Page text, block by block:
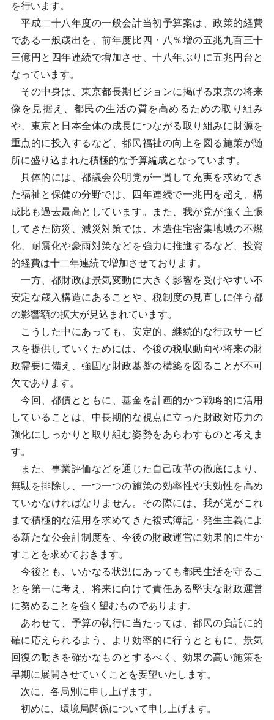
を行います。
平成二十八年度の一般会計当初予算案は、政策的経費
である一般歳出を、前年度比四・八％増の五兆九百三十
三億円と四年連続で増加させ、十八年ぶりに五兆円台と
なっています。
その中身は、東京都長期ビジョンに掲げる東京の将来
像を見据え、都民の生活の質を高めるための取り組み
や、東京と日本全体の成長につながる取り組みに財源を
重点的に投入するなど、都民福祉の向上を図る施策が随
所に盛り込まれた積極的な予算編成となっています。
具体的には、都議会公明党が一貫して充実を求めてき
た福祉と保健の分野では、四年連続で一兆円を超え、構
成比も過去最高としています。また、我が党が強く主張
してきた防災、減災対策では、木造住宅密集地域の不燃
化、耐震化や豪雨対策などを強力に推進するなど、投資
的経費は十二年連続で増加させております。
一方、都財政は景気変動に大きく影響を受けやすい不
安定な歳入構造にあることや、税制度の見直しに伴う都
の影響額の拡大が見込まれています。
こうした中にあっても、安定的、継続的な行政サービ
スを提供していくためには、今後の税収動向や将来の財
政需要に備え、強固な財政基盤の構築を図ることが不可
欠であります。
今回、都債とともに、基金を計画的かつ戦略的に活用
していることは、中長期的な視点に立った財政対応力の
強化にしっかりと取り組む姿勢をあらわすものと考えま
す。
また、事業評価などを通じた自己改革の徹底により、
無駄を排除し、一つ一つの施策の効率性や実効性を高め
ていかなければなりません。その際には、我が党がこれ
まで積極的な活用を求めてきた複式簿記・発生主義によ
る新たな公会計制度を、今後の財政運営に効果的に生か
すことを求めておきます。
今後とも、いかなる状況にあっても都民生活を守るこ
とを第一に考え、将来に向けて責任ある堅実な財政運営
に努めることを強く望むものであります。
あわせて、予算の執行に当たっては、都民の負託に的
確に応えられるよう、より効率的に行うとともに、景気
回復の動きを確かなものとするべく、効果の高い施策を
早期に展開させていくことを要望いたします。
次に、各局別に申し上げます。
初めに、環境局関係について申し上げます。